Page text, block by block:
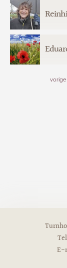
vorige
E-